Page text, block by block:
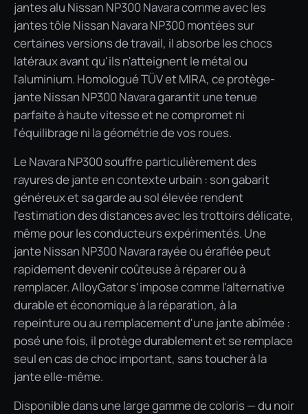
jantes alu Nissan NP300 Navara comme avec les
jantes tôle Nissan Navara NP300 montées sur
certaines versions de travail, il absorbe les chocs
latéraux avant qu'ils n'atteignent le métal ou
l'aluminium. Homologué TÜV et MIRA, ce protège-
jante Nissan NP300 Navara garantit une tenue
parfaite à haute vitesse et ne compromet ni
l'équilibrage ni la géométrie de vos roues.
Le Navara NP300 souffre particulièrement des
rayures de jante en contexte urbain : son gabarit
généreux et sa garde au sol élevée rendent
l'estimation des distances avec les trottoirs délicate,
même pour les conducteurs expérimentés. Une
jante Nissan NP300 Navara rayée ou éraflée peut
rapidement devenir coûteuse à réparer ou à
remplacer. AlloyGator s'impose comme l'alternative
durable et économique à la réparation, à la
repeinture ou au remplacement d'une jante abîmée :
posé une fois, il protège durablement et se remplace
seul en cas de choc important, sans toucher à la
jante elle-même.
Disponible dans une large gamme de coloris — du noir